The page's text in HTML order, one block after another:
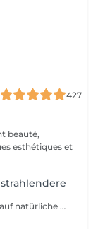
427
beauté,
Microneedling, eine ästhetische Technik, die auf natürliche Weise die Produktion von Kollagen und Elastin stimuliert. Ideal zur Verbesserung der Hautstruktur, zur Verkleinerung erweiterter Poren, zur Minderung feiner Linien, Aknenarben oder Pigmentflecken. Sanfte und wirksame Methode, geeignet für alle Hauttypen. Professionelle Seren für ein optimales Ergebnis. Individuelle Beratung vor jeder Sitzung.